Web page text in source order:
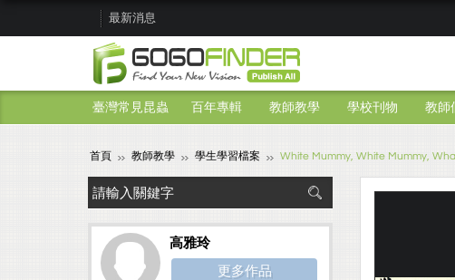
最新消息
臺灣常見昆蟲 百年專輯 教師教學 學校刊物 教師
首頁 教師教學 學生學習檔案 White Mummy, White Mummy,
高雅玲
更多作品